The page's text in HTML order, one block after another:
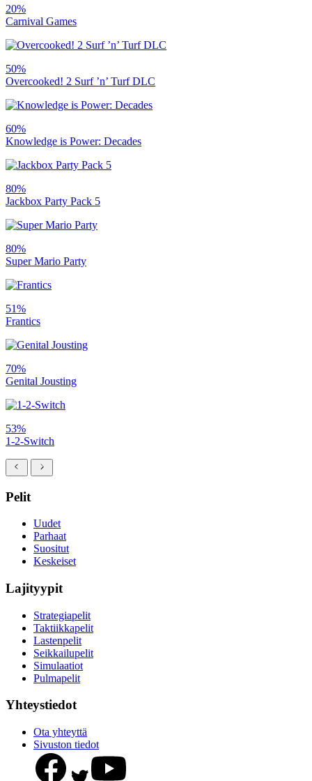
20%
Carnival Games
50%
Overcooked! 2 Surf ’n’ Turf DLC
60%
Knowledge is Power: Decades
80%
Jackbox Party Pack 5
80%
Super Mario Party
51%
Frantics
70%
Genital Jousting
53%
1-2-Switch
Pelit
Uudet
Parhaat
Suositut
Keskeiset
Lajityypit
Strategiapelit
Taktiikkapelit
Lastenpelit
Seikkailupelit
Simulaatiot
Pulmapelit
Yhteystiedot
Ota yhteyttä
Sivuston tiedot